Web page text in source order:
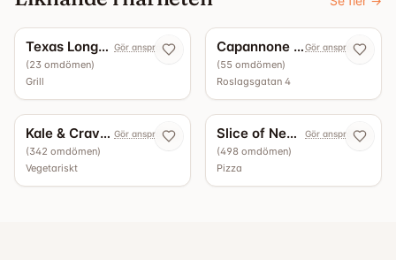
Texas Longhorn Roslagsgatan Gör anspråk nu
(23 omdömen)
Grill
Capannone Bottega - VinbarGör anspråk nu
(55 omdömen)
Roslagsgatan 4
4.5
Kale & Crave Roslagsgatan Gör anspråk nu
(342 omdömen)
Vegetariskt
4.4
Slice of New York Gör anspråk nu
(498 omdömen)
Pizza